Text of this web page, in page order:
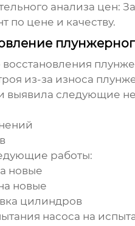
анализа цен:
по цене и качеству.
из-за износа
выявила следующие
работы:
новые
новые
цилиндров
насоса на